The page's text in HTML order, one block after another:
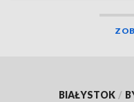
BIAŁYSTOK /